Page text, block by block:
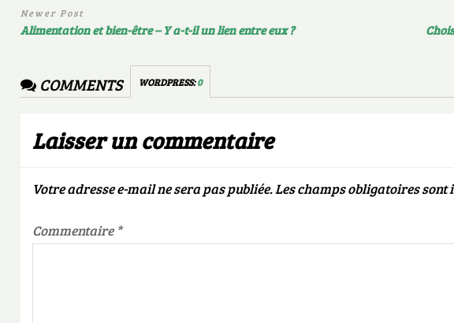
Newer Post
Alimentation et bien-être – Y a-t-il un lien entre eux ?
COMMENTS WORDPRESS:0
Laisser un commentaire
Votre adresse e-mail ne sera pas publiée.Les champs obligatoires sont
Commentaire*